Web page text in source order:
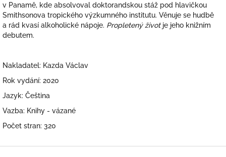
v Panamě, kde absolvoval doktorandskou stáž pod hlavičkou
Smithsonova tropického výzkumného institutu. Věnuje se hudbě
a rád kvasí alkoholické nápoje. Propletený životje jeho knižním
debutem.
Nakladatel: Kazda Václav
Rok vydání: 2020
Jazyk: Čeština
Vazba: Knihy - vázané
Počet stran: 320